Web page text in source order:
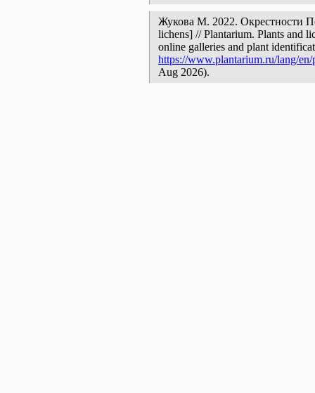
Жукова М. 2022. Окрестности
lichens] // Plantarium. Plants and
online galleries and plant
https://www.plantarium.ru/lang/
Aug 2026).